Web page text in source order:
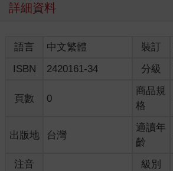
詳細資料
語言 中文繁體 裝訂
ISBN
2420161-34 分級
頁數 0
商品規
格
出版地 台灣
適讀年
齡
注音 級別